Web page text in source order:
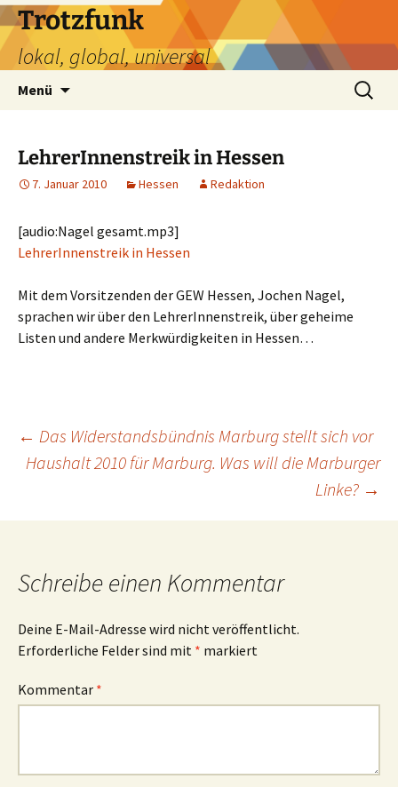
Zum
Inhalt
springen
Trotzfunk
lokal, global, universal
Menü
Suchen
nach:
LehrerInnenstreik in Hessen
7. Januar 2010 Hessen Redaktion
[audio:Nagel gesamt.mp3]
LehrerInnenstreik in Hessen
Mit dem Vorsitzenden der GEW Hessen, Jochen Nagel,
sprachen wir über den LehrerInnenstreik, über geheime
Listen und andere Merkwürdigkeiten in Hessen…
Beitragsnavigation
← Das Widerstandsbündnis Marburg stellt sich vor
Haushalt 2010 für Marburg. Was will die Marburger
Linke? →
Schreibe einen Kommentar
Deine E-Mail-Adresse wird nicht veröffentlicht.
Erforderliche Felder sind mit * markiert
Kommentar *